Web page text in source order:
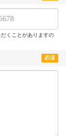
くことがありますの
必須